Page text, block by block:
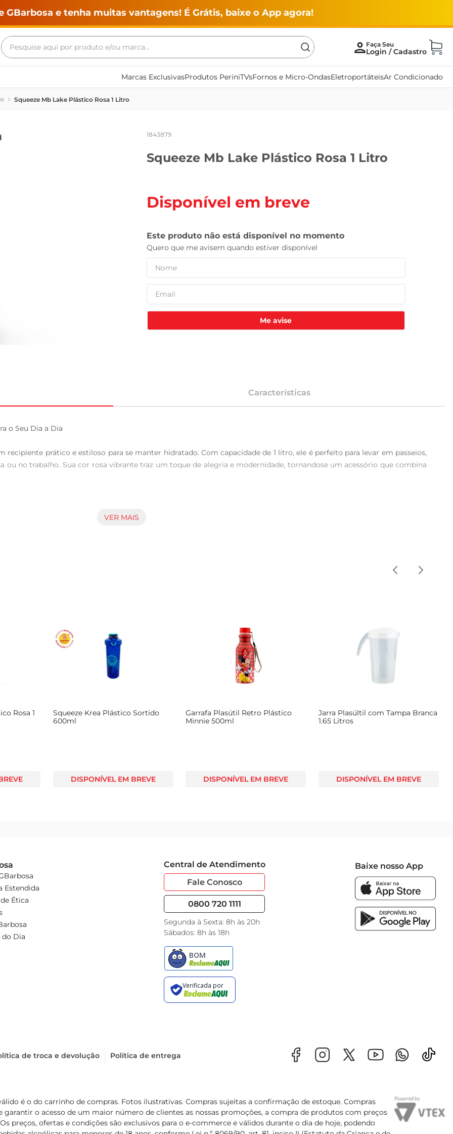
GBarbosa e tenha muitas vantagens! É Grátis, baixe o App agora!
Pesquise aqui por produto e/ou marca...
Marcas ExclusivasProdutos PeriniTVsFornos e Micro-OndasEletroportáteisAr Condicionado
Squeeze Mb Lake Plástico Rosa 1 Litro
1843879
Squeeze Mb Lake Plástico Rosa 1 Litro
Disponível em breve
Me avise
Características
o Seu Dia a Dia
recipiente prático e estiloso para se manter hidratado. Com capacidade de 1 litro, ele é perfeito para levar em passeios,
ou no trabalho. Sua cor rosa vibrante traz um toque de alegria e modernidade, tornandose um acessório que combina
que você pode beber sua água ou outras bebidas com total tranquilidade, sem riscos à saúde.
não apenas uma hidratação adequada, mas também um toque de estilo e praticidade no seu cotidiano. É a escolha
produto.
VER MAIS
Rosa 1
Squeeze Krea Plástico Sortido
600ml
DISPONÍVEL EM BREVE
Garrafa Plasútil Retro Plástico
Minnie 500ml
DISPONÍVEL EM BREVE
Jarra Plasúltil com Tampa Branca
1.65 Litros
DISPONÍVEL EM BREVE
Estendida
Ética
do Dia
Central de Atendimento
Fale Conosco
0800 720 1111
Segunda à Sexta: 8h às 20h
Sábados: 8h às 18h
Baixe nosso App
de troca e devolução Política de entrega
é o do carrinho de compras. Fotos ilustrativas. Compras sujeitas a confirmação de estoque. Compras
garantir o acesso de um maior número de clientes as nossas promoções, a compra de produtos com preços
preços, ofertas e condições são exclusivos para o e-commerce e válidos durante o dia de hoje, podendo
Termos mais buscados
maquina lavar